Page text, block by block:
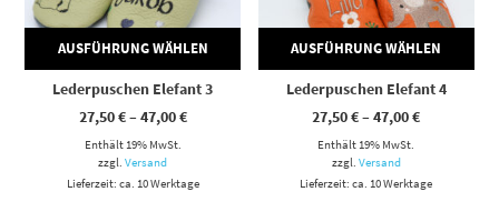
AUSFÜHRUNG WÄHLEN
Lederpuschen Elefant 3
27,50€–47,00€Preisspanne:
Enthält 19% MwSt.
zzgl.Versand
Lieferzeit: ca. 10 Werktage
AUSFÜHRUNG WÄHLEN
Lederpuschen Elefant 4
27,50€–47,00€
Enthält 19% MwSt.
zzgl. Versand
Lieferzeit: ca. 10 Werktage